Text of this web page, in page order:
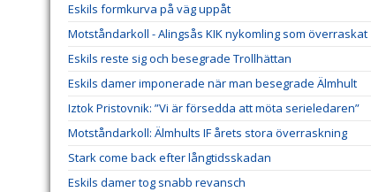
Eskils formkurva på väg uppåt
Motståndarkoll - Alingsås KIK nykomling som överraskat
Eskils reste sig och besegrade Trollhättan
Eskils damer imponerade när man besegrade Älmhult
Iztok Pristovnik: ”Vi är försedda att möta serieledaren”
Motståndarkoll: Älmhults IF årets stora överraskning
Stark come back efter långtidsskadan
Eskils damer tog snabb revansch